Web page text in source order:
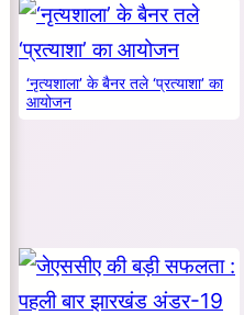
‘नृत्यशाला’ के बैनर तले ‘प्रत्याशा’ का
आयोजन